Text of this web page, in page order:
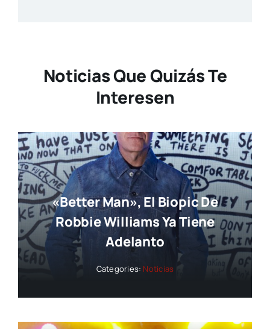
Noticias Que Quizás Te
Interesen
«Better Man», El Biopic De
Robbie Williams Ya Tiene
Adelanto
Categories: Noticias